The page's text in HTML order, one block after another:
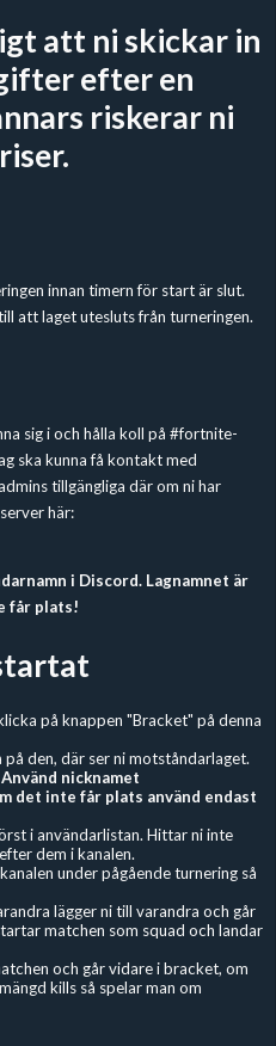
att ni skickar in
efter en
riskerar ni
innan timern för start är slut.
att laget utesluts från turneringen.
sig i och hålla koll på #fortnite-
ska kunna få kontakt med
tillgängliga där om ni har
här:
i Discord. Lagnamnet är
får plats!
på knappen "Bracket" på denna
den, där ser ni motståndarlaget.
Använd nicknamet
det inte får plats använd endast
i användarlistan. Hittar ni inte
dem i kanalen.
under pågående turnering så
lägger ni till varandra och går
matchen som squad och landar
och går vidare i bracket, om
kills så spelar man om